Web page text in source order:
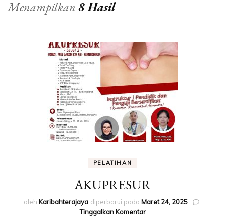
Menampilkan8 Hasil
PELATIHAN
AKUPRESUR
oleh Karibahterajaya diperbarui pada Maret 24, 2025
Tinggalkan Komentarpada